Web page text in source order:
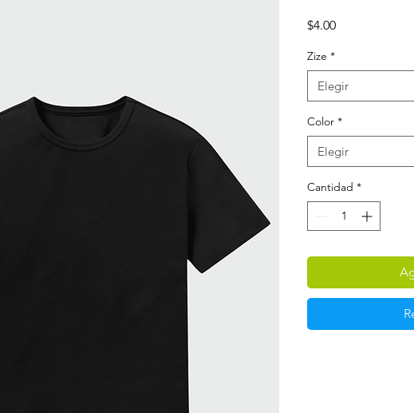
$4.00Precio
Zize *
Elegir
Color *
Elegir
Cantidad *